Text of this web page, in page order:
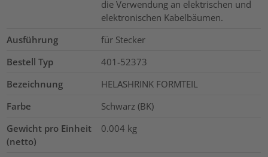
die Verwendung an elektrischen und
elektronischen Kabelbäumen.
Ausführung
für Stecker
Bestell Typ
401-52373
Bezeichnung
HELASHRINK FORMTEIL
Farbe
Schwarz (BK)
Gewicht pro Einheit
(netto)
0.004 kg